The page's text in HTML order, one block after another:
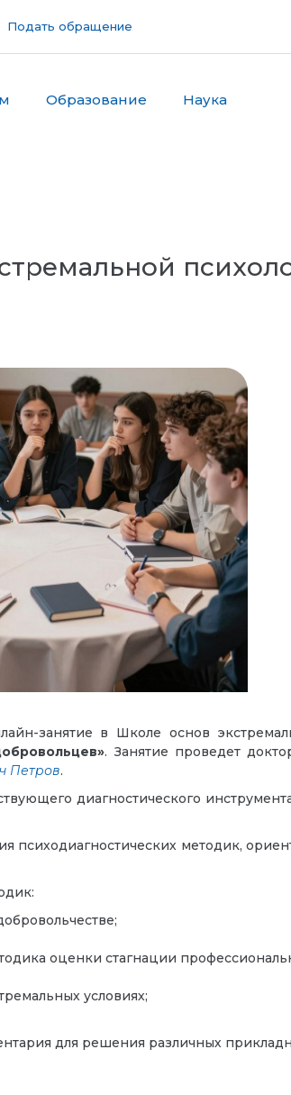
Подать обращение
Образование Наука
занятие в Школе основ
. Занятие проведет
Петров.
диагностического
методик,
оценки стагнации
условиях;
для решения различных